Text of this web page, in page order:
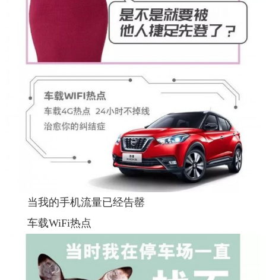
当我的手机流量已经告罄
车载WiFi热点